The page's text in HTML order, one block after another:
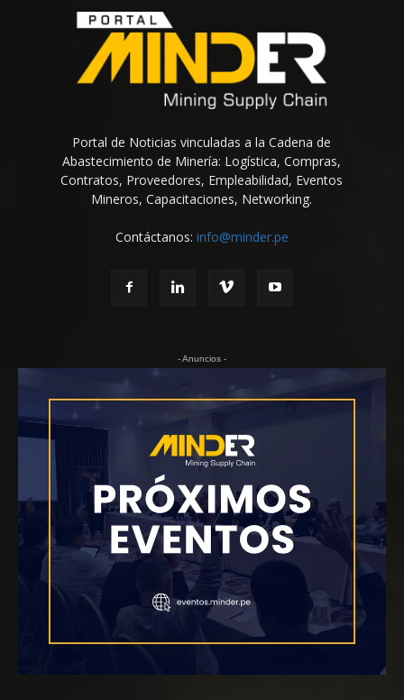
Portal de Noticias vinculadas a la Cadena de
Abastecimiento de Minería: Logística, Compras,
Contratos, Proveedores, Empleabilidad, Eventos
Mineros, Capacitaciones, Networking.
Contáctanos: info@minder.pe
- Anuncios -